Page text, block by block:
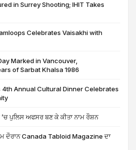
in Surrey Shooting; IHIT Takes
Celebrates Vaisakhi with
Marked in Vancouver,
of Sarbat Khalsa 1986
4th Annual Cultural Dinner Celebrates
ਪੁਲਿਸ ਅਫਸਰ ਬਣ ਕੇ ਕੀਤਾ ਨਾਮ ਰੌਸ਼ਨ
ਦੌਰਾਨ Canada Tabloid Magazine ਦਾ